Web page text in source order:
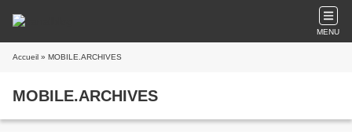
MENU
Accueil » MOBILE.ARCHIVES
MOBILE.ARCHIVES